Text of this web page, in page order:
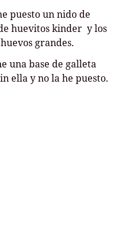
puesto un nido de
huevitos kinder y los
grandes.
una base de galleta
ella y no la he puesto.